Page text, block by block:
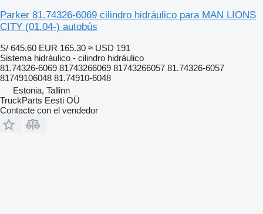
Parker 81.74326-6069 cilindro hidráulico para MAN LIONS
CITY (01.04-) autobús
S/ 645.60 EUR 165.30 ≈ USD 191
Sistema hidráulico - cilindro hidráulico
81.74326-6069 81743266069 81743266057 81.74326-6057
81749106048 81.74910-6048
Estonia, Tallinn
TruckParts Eesti OÜ
Contacte con el vendedor